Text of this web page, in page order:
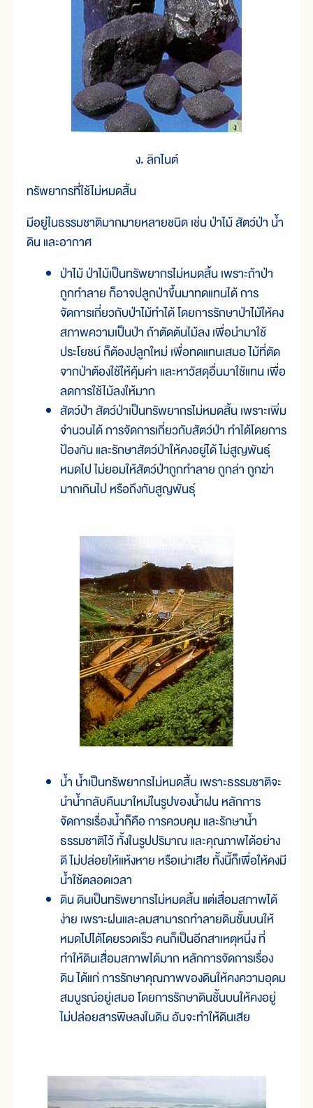
ง. ลิกไนต์
ทรัพยากรที่ใช้ไม่หมดสิ้น
มีอยู่ในธรรมชาติมากมายหลายชนิด เช่น ป่าไม้ สัตว์ป่า น้ำ
ดิน และอากาศ
ป่าไม้ ป่าไม้เป็นทรัพยากรไม่หมดสิ้น เพราะถ้าป่า
ถูกทำลาย ก็อาจปลูกป่าขึ้นมาทดแทนได้ การ
จัดการเกี่ยวกับป่าไม้ทำได้ โดยการรักษาป่าไม้ให้คง
สภาพความเป็นป่า ถ้าตัดต้นไม้ลง เพื่อนำมาใช้
ประโยชน์ ก็ต้องปลูกใหม่ เพื่อทดแทนเสมอ ไม้ที่ตัด
จากป่าต้องใช้ให้คุ้มค่า และหาวัสดุอื่นมาใช้แทน เพื่อ
ลดการใช้ไม้ลงให้มาก
สัตว์ป่า สัตว์ป่าเป็นทรัพยากรไม่หมดสิ้น เพราะเพิ่ม
จำนวนได้ การจัดการเกี่ยวกับสัตว์ป่า ทำได้โดยการ
ป้องกัน และรักษาสัตว์ป่าให้คงอยู่ได้ ไม่สูญพันธุ์
หมดไป ไม่ยอมให้สัตว์ป่าถูกทำลาย ถูกล่า ถูกฆ่า
มากเกินไป หรือถึงกับสูญพันธุ์
น้ำ น้ำเป็นทรัพยากรไม่หมดสิ้น เพราะธรรมชาติจะ
นำน้ำกลับคืนมาใหม่ในรูปของน้ำฝน หลักการ
จัดการเรื่องน้ำก็คือ การควบคุม และรักษาน้ำ
ธรรมชาติไว้ ทั้งในรูปปริมาณ และคุณภาพได้อย่าง
ดี ไม่ปล่อยให้แห้งหาย หรือเน่าเสีย ทั้งนี้ก็เพื่อให้คงมี
น้ำใช้ตลอดเวลา
ดิน ดินเป็นทรัพยากรไม่หมดสิ้น แต่เสื่อมสภาพได้
ง่าย เพราะฝนและลมสามารถทำลายดินชั้นบนให้
หมดไปได้โดยรวดเร็ว คนก็เป็นอีกสาเหตุหนึ่ง ที่
ทำให้ดินเสื่อมสภาพได้มาก หลักการจัดการเรื่อง
ดิน ได้แก่ การรักษาคุณภาพของดินให้คงความอุดม
สมบูรณ์อยู่เสมอ โดยการรักษาดินชั้นบนให้คงอยู่
ไม่ปล่อยสารพิษลงในดิน อันจะทำให้ดินเสีย